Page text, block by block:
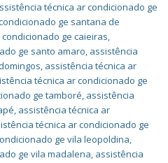
técnica ar condicionado ge
ge santana de
ge caieiras,
ge santo amaro, assistência
, assistência técnica ar
técnica ar condicionado ge
ge tamboré, assistência
, assistência técnica ar
técnica ar condicionado ge
ge vila leopoldina,
ge vila madalena, assistência